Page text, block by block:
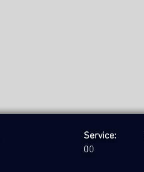
Service:
00